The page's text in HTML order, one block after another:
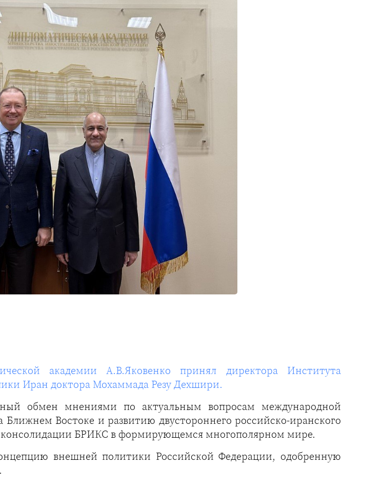
академии А.В.Яковенко принял директора Института
Иран доктора Мохаммада Резу Дехшири.
обмен мнениями по актуальным вопросам международной
Востоке и развитию двустороннего российско-иранского
БРИКС в формирующемся многополярном мире.
внешней политики Российской Федерации, одобренную